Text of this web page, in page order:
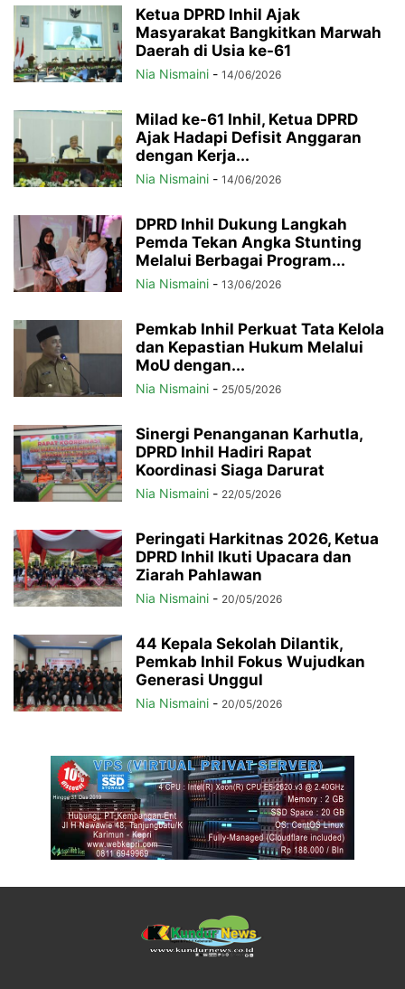
Ketua DPRD Inhil Ajak
Masyarakat Bangkitkan Marwah
Daerah di Usia ke-61
Nia Nismaini - 14/06/2026
Milad ke-61 Inhil, Ketua DPRD
Ajak Hadapi Defisit Anggaran
dengan Kerja...
Nia Nismaini - 14/06/2026
DPRD Inhil Dukung Langkah
Pemda Tekan Angka Stunting
Melalui Berbagai Program...
Nia Nismaini - 13/06/2026
Pemkab Inhil Perkuat Tata Kelola
dan Kepastian Hukum Melalui
MoU dengan...
Nia Nismaini - 25/05/2026
Sinergi Penanganan Karhutla,
DPRD Inhil Hadiri Rapat
Koordinasi Siaga Darurat
Nia Nismaini - 22/05/2026
Peringati Harkitnas 2026, Ketua
DPRD Inhil Ikuti Upacara dan
Ziarah Pahlawan
Nia Nismaini - 20/05/2026
44 Kepala Sekolah Dilantik,
Pemkab Inhil Fokus Wujudkan
Generasi Unggul
Nia Nismaini - 20/05/2026